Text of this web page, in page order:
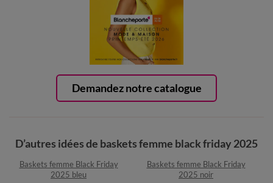
Demandez notre catalogue
D’autres idées de baskets femme black friday 2025
Baskets femme Black Friday
2025 bleu
Baskets femme Black Friday
2025 noir